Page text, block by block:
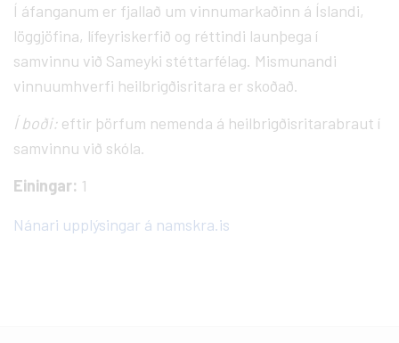
Í áfanganum er fjallað um vinnumarkaðinn á Íslandi,
löggjöfina, lífeyriskerfið og réttindi launþega í
samvinnu við Sameyki stéttarfélag. Mismunandi
vinnuumhverfi heilbrigðisritara er skoðað.
Í boði: eftir þörfum nemenda á heilbrigðisritarabraut í
samvinnu við skóla.
Einingar: 1
Nánari upplýsingar á namskra.is